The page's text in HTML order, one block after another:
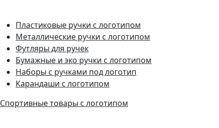
Пластиковые ручки с логотипом
Металлические ручки с логотипом
Футляры для ручек
Бумажные и эко ручки с логотипом
Наборы с ручками под логотип
Карандаши с логотипом
Спортивные товары с логотипом